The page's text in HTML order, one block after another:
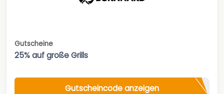
Gutscheine
25% auf große Grills
Gutscheincode anzeigen